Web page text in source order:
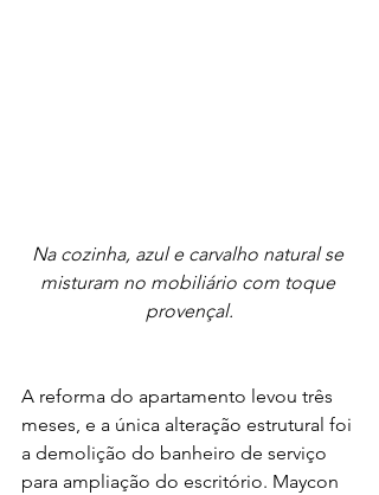
Na cozinha, azul e carvalho natural se
misturam no mobiliário com toque
provençal.
A reforma do apartamento levou três
meses, e a única alteração estrutural foi
a demolição do banheiro de serviço
para ampliação do escritório. Maycon